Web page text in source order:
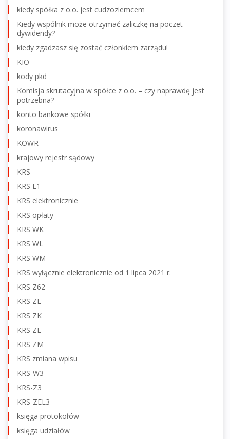
kiedy spółka z o.o. jest cudzoziemcem
Kiedy wspólnik może otrzymać zaliczkę na poczet
dywidendy?
kiedy zgadzasz się zostać członkiem zarządu!
KIO
kody pkd
Komisja skrutacyjna w spółce z o.o. – czy naprawdę jest
potrzebna?
konto bankowe spółki
koronawirus
KOWR
krajowy rejestr sądowy
KRS
KRS E1
KRS elektronicznie
KRS opłaty
KRS WK
KRS WL
KRS WM
KRS wyłącznie elektronicznie od 1 lipca 2021 r.
KRS Z62
KRS ZE
KRS ZK
KRS ZL
KRS ZM
KRS zmiana wpisu
KRS-W3
KRS-Z3
KRS-ZEL3
księga protokołów
księga udziałów